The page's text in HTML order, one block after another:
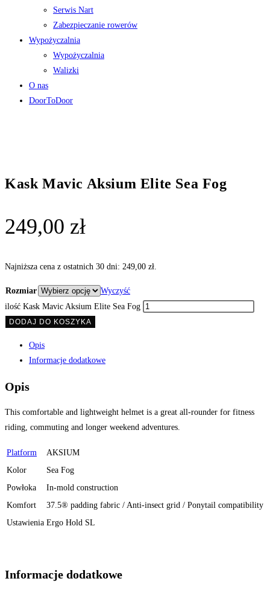
Serwis Nart
Zabezpieczanie rowerów
Wypożyczalnia
Wypożyczalnia
Walizki
O nas
DoorToDoor
Kask Mavic Aksium Elite Sea Fog
249,00 zł
Najniższa cena z ostatnich 30 dni: 249,00 zł
Rozmiar
Wyczyść
ilość Kask Mavic Aksium Elite Sea Fog
DODAJ DO KOSZYKA
Opis
Informacje dodatkowe
Opis
This comfortable and lightweight helmet is a great all-rounder for fitness
riding, commuting and longer weekend adventures.
Platform
AKSIUM
Kolor
Sea Fog
Powłoka
In-mold construction
Komfort
37.5® padding fabric / Anti-insect grid / Ponytail compatibility
Ustawienia Ergo Hold SL
Informacje dodatkowe